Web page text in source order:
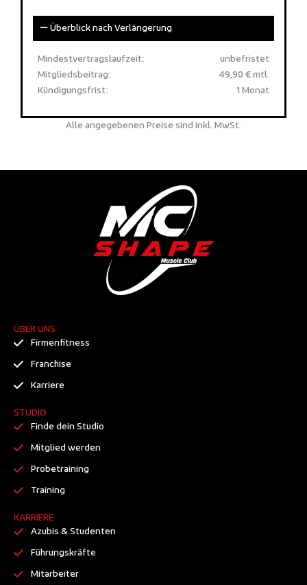
Überblick nach Verlängerung
Mindestvertragslaufzeit:
unbefristet
Mitgliedsbeitrag:
49,90 € mtl.
Kündigungsfrist:
1 Monat
Alle angegebenen Preise sind inkl. MwSt.
ÜBER UNS
Firmenfitness
Franchise
Karriere
STUDIO
Finde dein Studio
Mitglied werden
Probetraining
Training
KARRIERE
Azubis & Studenten
Führungskräfte
Mitarbeiter